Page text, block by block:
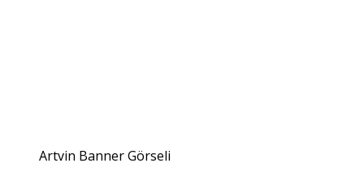
Artvin Banner Görseli